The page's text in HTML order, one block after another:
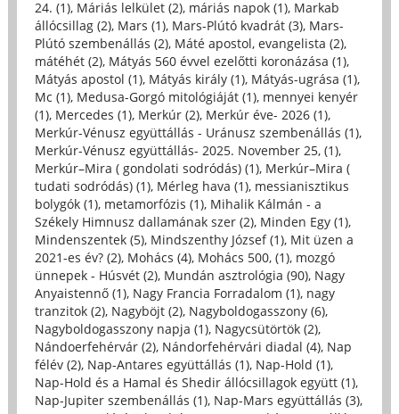
24. (1), Máriás lelkület (2), máriás napok (1), Markab
állócsillag (2), Mars (1), Mars-Plútó kvadrát (3), Mars-
Plútó szembenállás (2), Máté apostol, evangelista (2),
mátéhét (2), Mátyás 560 évvel ezelőtti koronázása (1),
Mátyás apostol (1), Mátyás király (1), Mátyás-ugrása (1),
Mc (1), Medusa-Gorgó mitológiáját (1), mennyei kenyér
(1), Mercedes (1), Merkúr (2), Merkúr éve- 2026 (1),
Merkúr-Vénusz együttállás - Uránusz szembenállás (1),
Merkúr-Vénusz együttállás- 2025. November 25, (1),
Merkúr–Mira ( gondolati sodródás) (1), Merkúr–Mira (
tudati sodródás) (1), Mérleg hava (1), messianisztikus
bolygók (1), metamorfózis (1), Mihalik Kálmán - a
Székely Himnusz dallamának szer (2), Minden Egy (1),
Mindenszentek (5), Mindszenthy József (1), Mit üzen a
2021-es év? (2), Mohács (4), Mohács 500, (1), mozgó
ünnepek - Húsvét (2), Mundán asztrológia (90), Nagy
Anyaistennő (1), Nagy Francia Forradalom (1), nagy
tranzitok (2), Nagyböjt (2), Nagyboldogasszony (6),
Nagyboldogasszony napja (1), Nagycsütörtök (2),
Nándoerfehérvár (2), Nándorfehérvári diadal (4), Nap
félév (2), Nap-Antares együttállás (1), Nap-Hold (1),
Nap-Hold és a Hamal és Shedir állócsillagok együtt (1),
Nap-Jupiter szembenállás (1), Nap-Mars együttállás (3),